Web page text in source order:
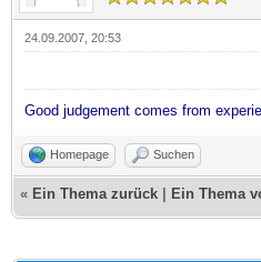
24.09.2007, 20:53
Good judgement comes from
Homepage Suchen
« Ein Thema zurück Ein Thema